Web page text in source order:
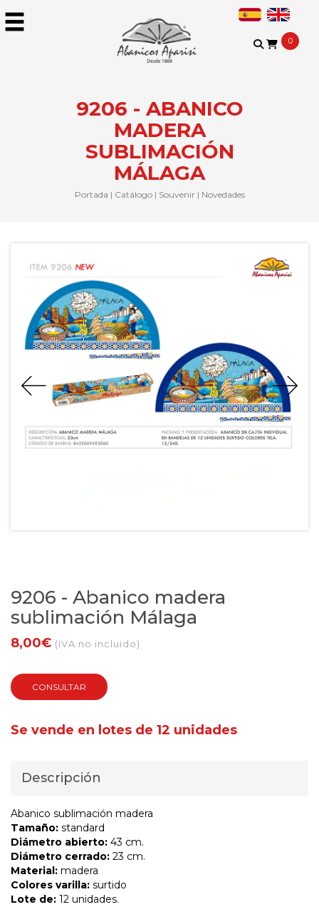
0
9206 - ABANICO
MADERA
SUBLIMACIÓN
MÁLAGA
Portada | Catálogo| Souvenir| Novedades
9206 - Abanico madera
sublimación Málaga
8,00€ (IVA no incluido)
CONSULTAR
Se vende en lotes de 12 unidades
Descripción
Abanico sublimación madera
Tamaño: standard
Diámetro abierto: 43 cm.
Diámetro cerrado: 23 cm.
Material: madera
Colores varilla: surtido
Lote de: 12 unidades.